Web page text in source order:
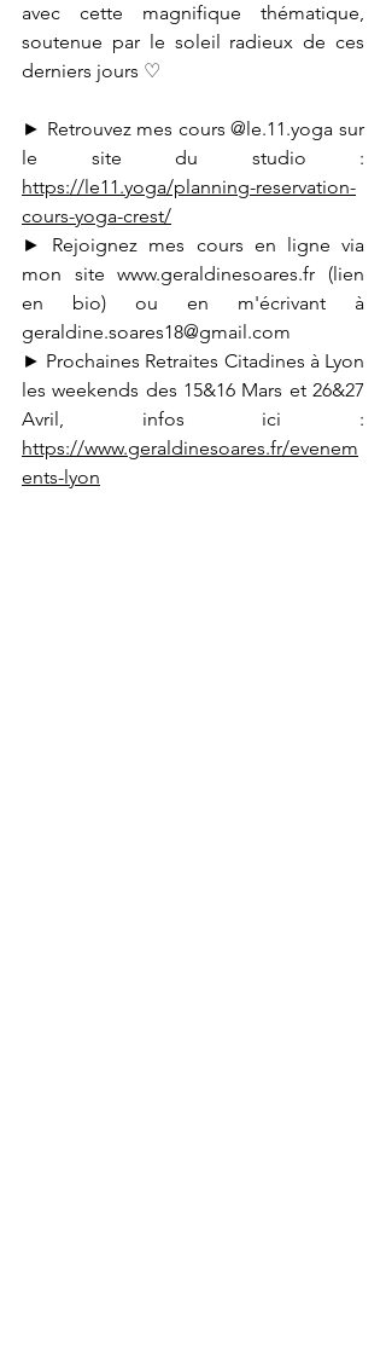
avec cette magnifique thématique,
soutenue par le soleil radieux de ces
derniers jours ♡
► Retrouvez mes cours @ le.11.yoga sur
https://le11.yoga/planning-reservation-
cours-yoga-crest/
► Rejoignez mes cours en ligne via
mon site www.geraldinesoares.fr (lien
geraldine.soares18@gmail.com
► Prochaines Retraites Citadines à Lyon
les weekends des 15&16 Mars et 26&27
https://www.geraldinesoares.fr/evenem
ents-lyon